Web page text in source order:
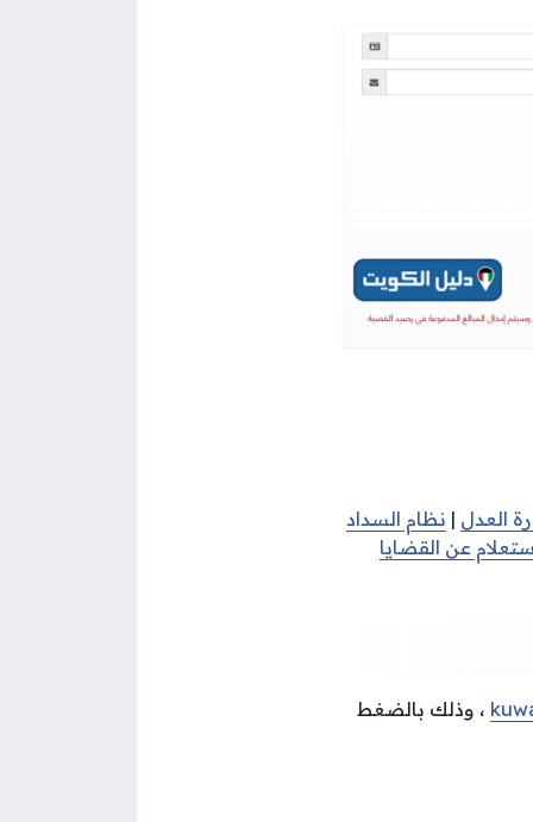
العدل | نظام السداد
عن القضايا
، وذلك بالضغط